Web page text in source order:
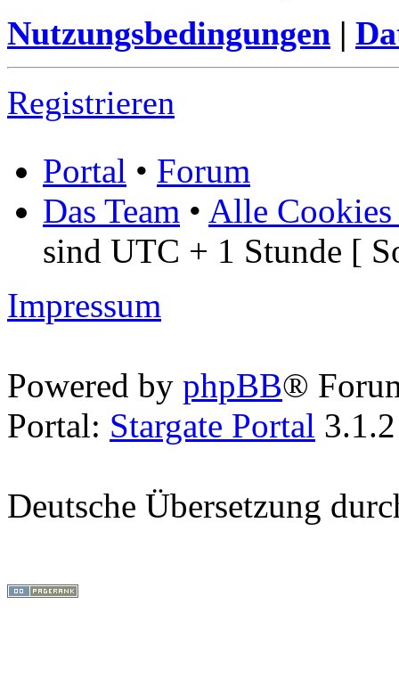
Nutzungsbedingungen |
Registrieren
Portal • Forum
Das Team • Alle Cookies
sind UTC + 1 Stunde [
Impressum
Powered by phpBB®
Portal: Stargate Portal
Deutsche Übersetzung